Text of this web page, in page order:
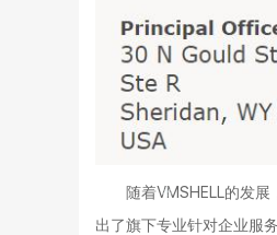
随着VMSHELL的发
出了旗下专业针对企业服